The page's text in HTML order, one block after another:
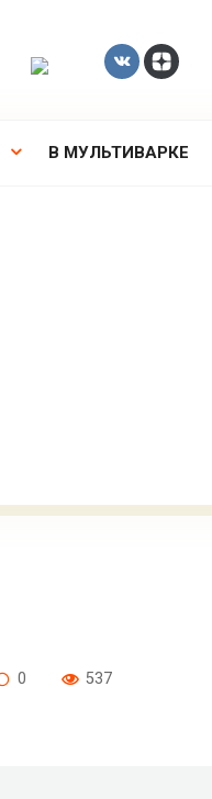
В МУЛЬТИВАРКЕ
0 537